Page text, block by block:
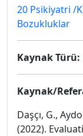
20 Psikiyatri /
Bozukluklar
Kaynak Türü:
Kaynak/
Daşçı, G.,
(2022).